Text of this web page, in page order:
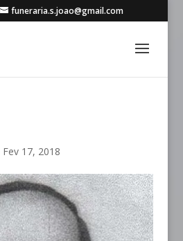
funeraria.s.joao@gmail.com
Fev 17, 2018